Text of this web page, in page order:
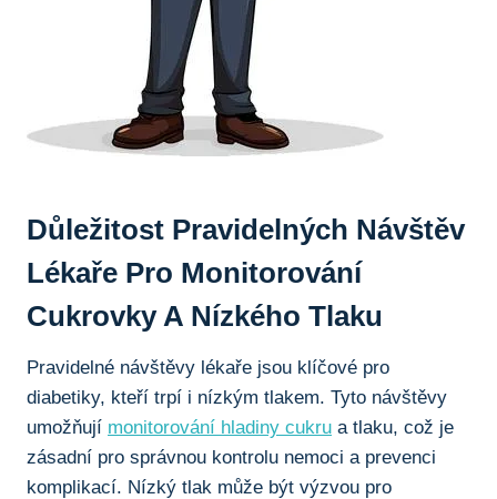
Důležitost Pravidelných Návštěv
Lékaře Pro Monitorování
Cukrovky A Nízkého Tlaku
Pravidelné návštěvy lékaře jsou klíčové pro
diabetiky, kteří trpí i nízkým tlakem. Tyto návštěvy
umožňují monitorování hladiny cukru a tlaku, což je
zásadní pro správnou kontrolu nemoci a prevenci
komplikací. Nízký tlak může být výzvou pro